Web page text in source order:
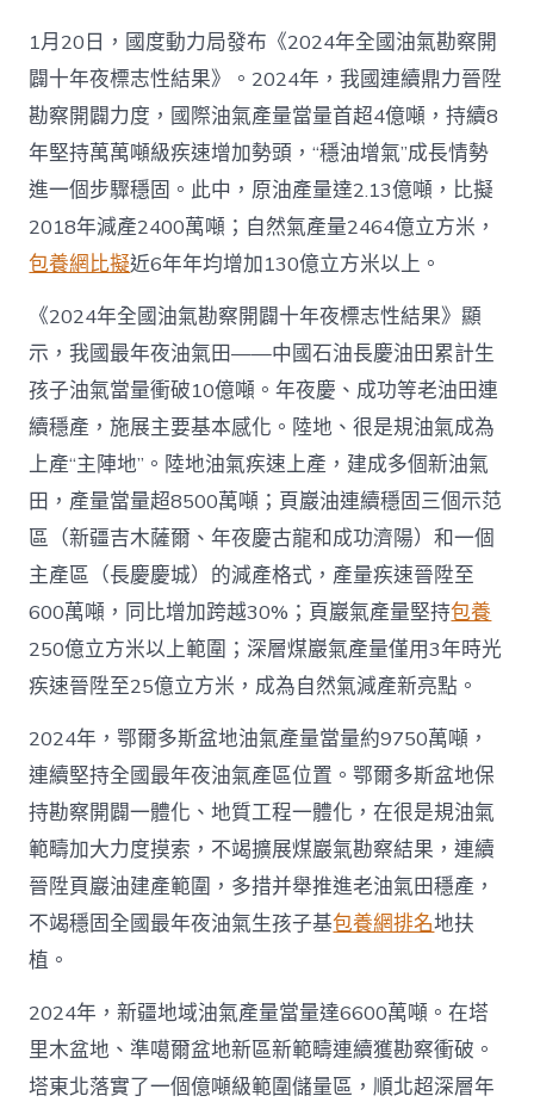
國
際
油
氣
查
包
養
app
產
量
當
首
超
4
億
噸
_
中
國
網〉
中
1月20日，國度動力局發布《2024年全國油氣勘察開
闢十年夜標志性結果》。2024年，我國連續鼎力晉陞
勘察開闢力度，國際油氣產量當量首超4億噸，持續8
年堅持萬萬噸級疾速增加勢頭，“穩油增氣”成長情勢
進一個步驟穩固。此中，原油產量達2.13億噸，比擬
2018年減產2400萬噸；自然氣產量2464億立方米，
包養網比擬近6年年均增加130億立方米以上。
《2024年全國油氣勘察開闢十年夜標志性結果》顯
示，我國最年夜油氣田——中國石油長慶油田累計生
孩子油氣當量衝破10億噸。年夜慶、成功等老油田連
續穩產，施展主要基本感化。陸地、很是規油氣成為
上產“主陣地”。陸地油氣疾速上產，建成多個新油氣
田，產量當量超8500萬噸；頁巖油連續穩固三個示范
區（新疆吉木薩爾、年夜慶古龍和成功濟陽）和一個
主產區（長慶慶城）的減產格式，產量疾速晉陞至
600萬噸，同比增加跨越30%；頁巖氣產量堅持包養
250億立方米以上範圍；深層煤巖氣產量僅用3年時光
疾速晉陞至25億立方米，成為自然氣減產新亮點。
2024年，鄂爾多斯盆地油氣產量當量約9750萬噸，
連續堅持全國最年夜油氣產區位置。鄂爾多斯盆地保
持勘察開闢一體化、地質工程一體化，在很是規油氣
範疇加大力度摸索，不竭擴展煤巖氣勘察結果，連續
晉陞頁巖油建產範圍，多措并舉推進老油氣田穩產，
不竭穩固全國最年夜油氣生孩子基包養網排名地扶
植。
2024年，新疆地域油氣產量當量達6600萬噸。在塔
里木盆地、準噶爾盆地新區新範疇連續獲勘察衝破。
塔東北落實了一個億噸級範圍儲量區，順北超深層年